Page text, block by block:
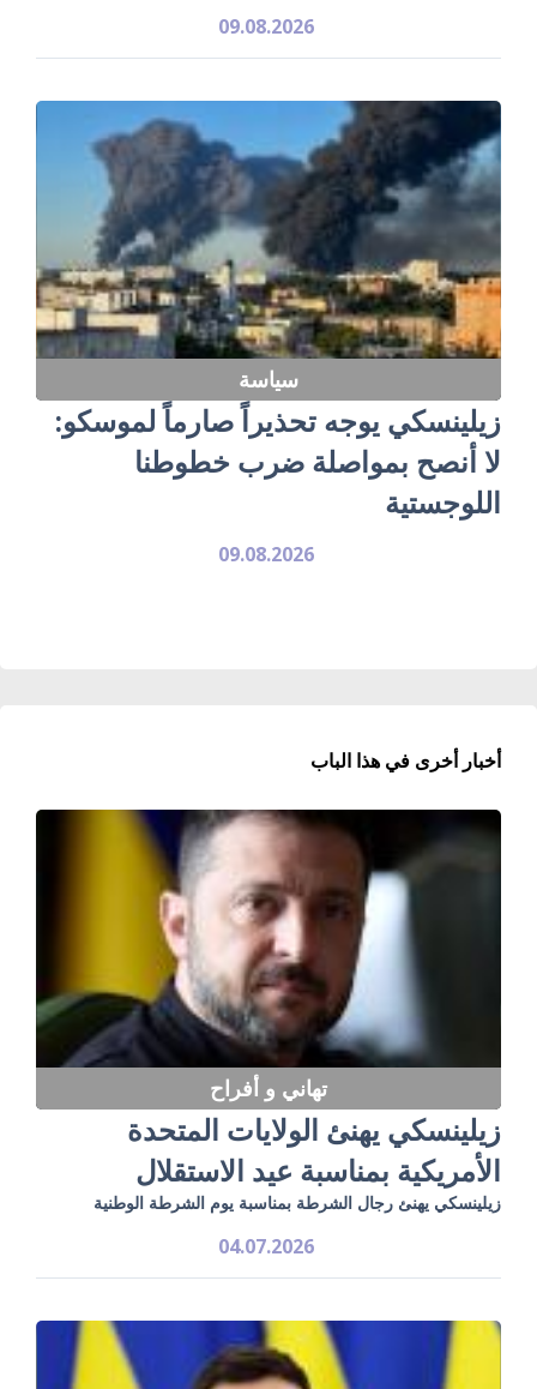
09.08.2026
سياسة
زيلينسكي يوجه تحذيراً صارماً لموسكو:
لا أنصح بمواصلة ضرب خطوطنا
اللوجستية
09.08.2026
أخبار أخرى في هذا الباب
تهاني و أفراح
زيلينسكي يهنئ الولايات المتحدة
الأمريكية بمناسبة عيد الاستقلال
زيلينسكي يهنئ رجال الشرطة بمناسبة يوم الشرطة الوطنية
04.07.2026